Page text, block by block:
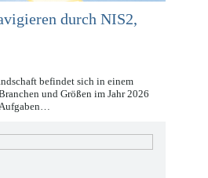
durch NIS2,
befindet sich in einem
und Größen im Jahr 2026